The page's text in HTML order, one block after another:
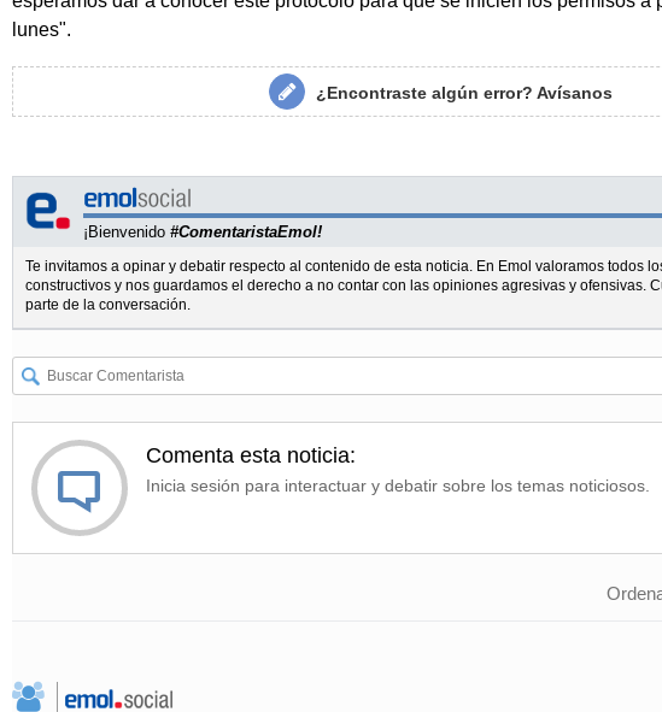
lunes".
¿Encontraste algún error?Avísanos
¡Bienvenido #ComentaristaEmol!
Te invitamos a opinar y debatir respecto al contenido de esta noticia. En Emol valoramos todos
constructivos y nos guardamos el derecho a no contar con las opiniones agresivas y ofensivas.
parte de la conversación.
Comenta esta noticia:
Inicia sesión para interactuar y debatir sobre los temas noticiosos.